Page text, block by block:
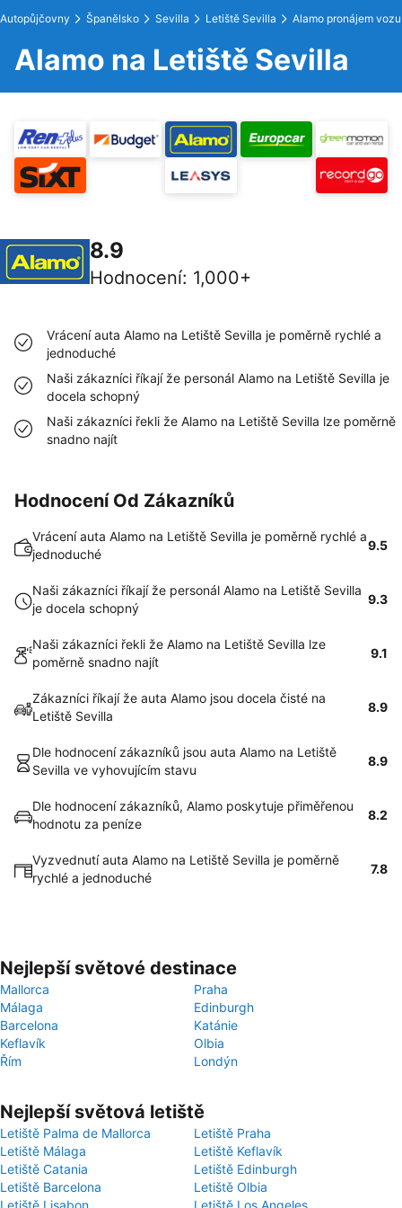
Autopůjčovny Španělsko Sevilla Letiště Sevilla Alamo pronájem vozu
Alamo na Letiště Sevilla
8.9
Hodnocení: 1,000+
Vrácení auta Alamo na Letiště Sevilla je poměrně rychlé a
jednoduché
Naši zákazníci říkají že personál Alamo na Letiště Sevilla je
docela schopný
Naši zákazníci řekli že Alamo na Letiště Sevilla lze poměrně
snadno najít
Hodnocení Od Zákazníků
Vrácení auta Alamo na Letiště Sevilla je poměrně rychlé a
jednoduché
9.5
Naši zákazníci říkají že personál Alamo na Letiště Sevilla
je docela schopný
9.3
Naši zákazníci řekli že Alamo na Letiště Sevilla lze
poměrně snadno najít
9.1
Zákazníci říkají že auta Alamo jsou docela čisté na
Letiště Sevilla
8.9
Dle hodnocení zákazníků jsou auta Alamo na Letiště
Sevilla ve vyhovujícím stavu
8.9
Dle hodnocení zákazníků, Alamo poskytuje přiměřenou
hodnotu za peníze
8.2
Vyzvednutí auta Alamo na Letiště Sevilla je poměrně
rychlé a jednoduché
7.8
Nejlepší světové destinace
Mallorca
Praha
Málaga
Edinburgh
Barcelona
Katánie
Keflavík
Olbia
Řím
Londýn
Nejlepší světová letiště
Letiště Palma de Mallorca
Letiště Praha
Letiště Málaga
Letiště Keflavík
Letiště Catania
Letiště Edinburgh
Letiště Barcelona
Letiště Olbia
Letiště Lisabon
Letiště Los Angeles